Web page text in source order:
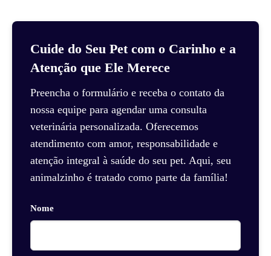
Cuide do Seu Pet com o Carinho e a
Atenção que Ele Merece
Preencha o formulário e receba o contato da
nossa equipe para agendar uma consulta
veterinária personalizada. Oferecemos
atendimento com amor, responsabilidade e
atenção integral à saúde do seu pet. Aqui, seu
animalzinho é tratado como parte da família!
Nome